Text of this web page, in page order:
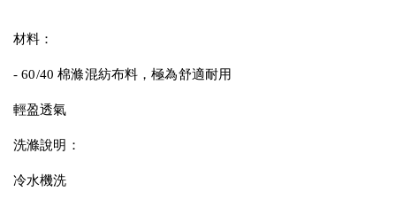
材料：
- 60/40 棉滌混紡布料，極為舒適耐用
輕盈透氣
洗滌說明：
冷水機洗